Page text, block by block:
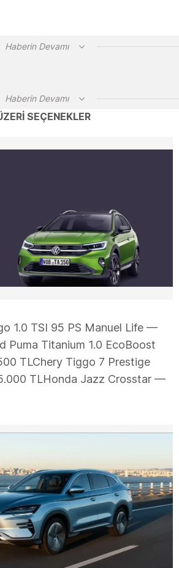
Haberin Devamı
Haberin Devamı
SEÇENEKLER
1.0 TSI 95 PS Manuel Life —
Puma Titanium 1.0 EcoBoost
TLChery Tiggo 7 Prestige
TLHonda Jazz Crosstar —